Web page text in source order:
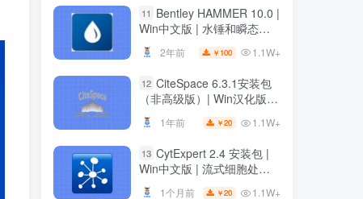
11 Bentley HAMMER 10.0 |
Win中文版 | 水锤和瞬态分
析软件 | 安装教程
2年前 ￥ 100 1.1W+
12 CiteSpace 6.3.1安装包
（非高级版）| Win汉化版 |
文献可视化分析软件 | 下载
链接+安装教程
1年前 ￥20 1.1W+
13 CytExpert 2.4 安装包 |
Win中文版 | 流式细胞处理
软件 | 下载及安装教程
1个月前 ￥20 1.1W+
11 Bentley HAMMER 10.0 |
Win中文版 | 水锤和瞬态分
析软件 | 安装教程
2年前 ￥100 1.1W+
12 CiteSpace 6.3.1安装包
（非高级版）| Win汉化版 |
文献可视化分析软件 | 下载
链接+安装教程
1年前 ￥20 1.1W+
13 CytExpert 2.4 安装包 |
Win中文版 | 流式细胞处理
软件 | 下载及安装教程
1个月前 ￥20 1.1W+